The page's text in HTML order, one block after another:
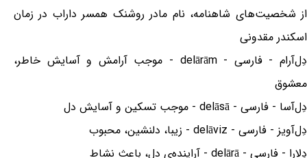
از شخصیت‌های شاهنامه، نام مادر روشنک همسر داراب در زمان
اسکندر مقدونی
دِل‌آرام - فارسی - delārām - موجب آرامش و آسایش خاطر،
معشوق
دِل‌آسا - فارسی - delāsā - موجب تسکین و آسایش دل
دِل‌آویز - فارسی - delāviz - زیبا، دلنشین، محبوب
دِلارا - فارسی - delārā - آراینده‌ی دل، باعث نشاط